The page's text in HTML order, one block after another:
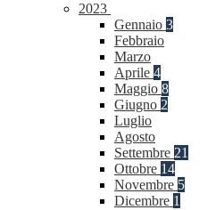
2023
Gennaio 3
Febbraio
Marzo
Aprile 4
Maggio 8
Giugno 2
Luglio
Agosto
Settembre 21
Ottobre 14
Novembre 5
Dicembre 1